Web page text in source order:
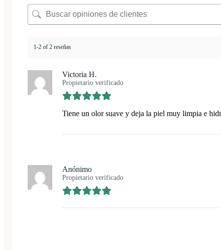
1-2 of 2 reseñas
Victoria H.
Propietario verificado
Tiene un olor suave y deja la piel muy limpia e
Anónimo
Propietario verificado